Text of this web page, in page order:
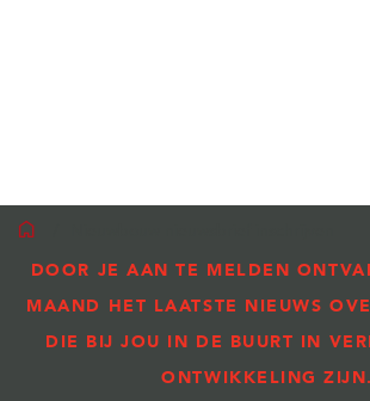
DOOR JE AAN TE MELDEN
MAAND HET LAATSTE NIEUWS
DIE BIJ JOU IN DE BUURT IN
ONTWIKKELING ZIJN.